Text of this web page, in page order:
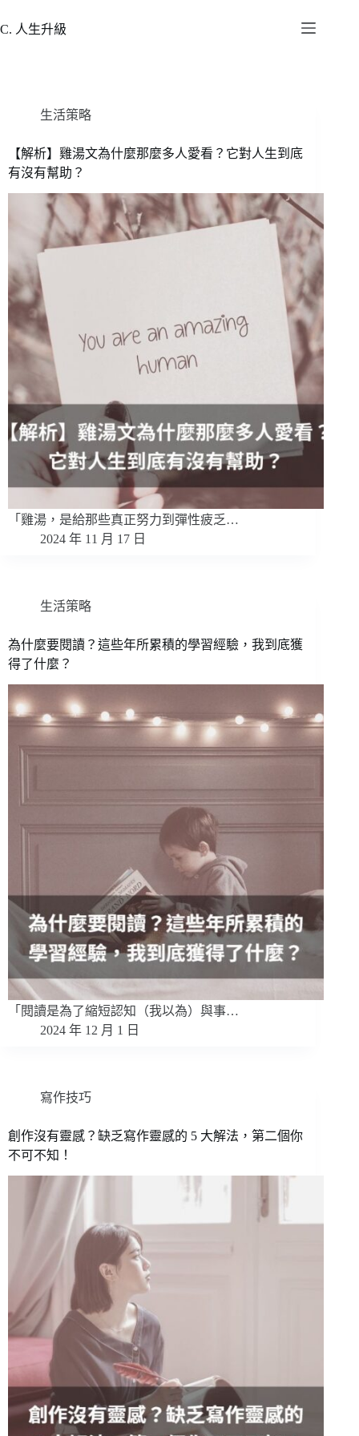
至
C. 人生升級
生活策略
【解析】雞湯文為什麼那麼多人愛看？它對人生到底
有沒有幫助？
「雞湯，是給那些真正努力到彈性疲乏…
2024 年 11 月 17 日
生活策略
為什麼要閱讀？這些年所累積的學習經驗，我到底獲
得了什麼？
「閱讀是為了縮短認知（我以為）與事…
2024 年 12 月 1 日
寫作技巧
創作沒有靈感？缺乏寫作靈感的 5 大解法，第二個你
不可不知！